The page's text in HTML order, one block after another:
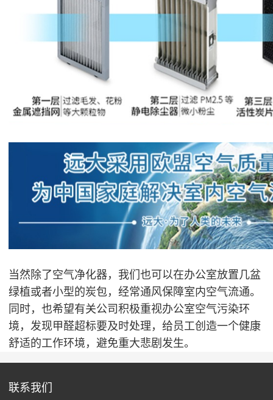
当然除了空气净化器，我们也可以在办公室放置几盆
绿植或者小型的炭包，经常通风保障室内空气流通。
同时，也希望有关公司积极重视办公室空气污染环
境，发现甲醛超标要及时处理，给员工创造一个健康
舒适的工作环境，避免重大悲剧发生。
联系我们